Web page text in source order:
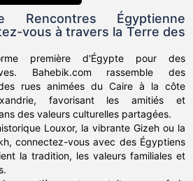
Rencontres Égyptienne
vous à travers la Terre des
première d'Égypte pour des
Bahebik.com rassemble des
rues animées du Caire à la côte
favorisant les amitiés et
des valeurs culturelles partagées.
Louxor, la vibrante Gizeh ou la
connectez-vous avec des Égyptiens
la tradition, les valeurs familiales et